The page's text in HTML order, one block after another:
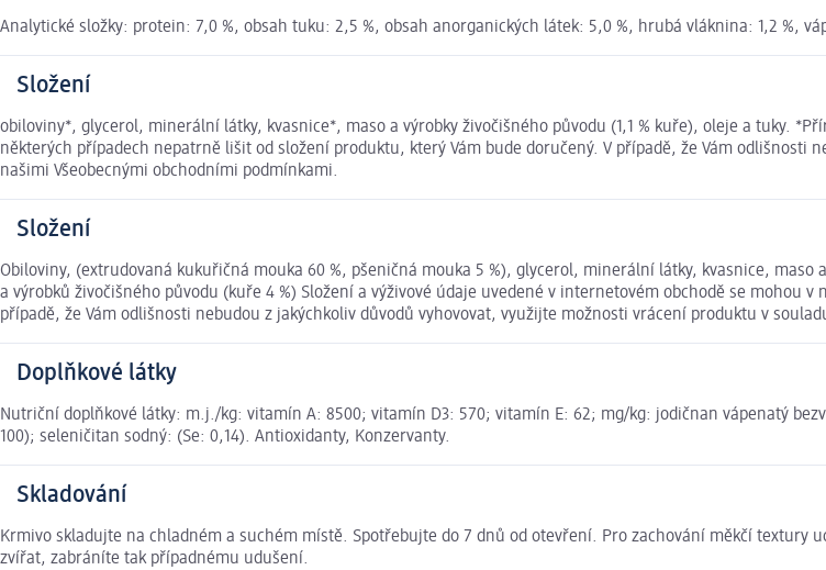
Analytické složky: protein: 7,0 %, obsah tuku: 2,5 %, obsah anorganických látek: 5,0 %, hrubá vláknina: 1,2 %,
Složení
obiloviny*, glycerol, minerální látky, kvasnice*, maso a výrobky živočišného původu (1,1 % kuře), oleje a tuky.
některých případech nepatrně lišit od složení produktu, který Vám bude doručený. V případě, že Vám
našimi Všeobecnými obchodními podmínkami.
Složení
Obiloviny, (extrudovaná kukuřičná mouka 60 %, pšeničná mouka 5 %), glycerol, minerální látky, kvasnice, maso
a výrobků živočišného původu (kuře 4 %) Složení a výživové údaje uvedené v internetovém obchodě se mohou
případě, že Vám odlišnosti nebudou z jakýchkoliv důvodů vyhovovat, využijte možnosti vrácení produktu v
Doplňkové látky
Nutriční doplňkové látky: m.j./kg: vitamín A: 8500; vitamín D3: 570; vitamín E: 62; mg/kg: jodičnan vápenatý
100); seleničitan sodný: (Se: 0,14). Antioxidanty, Konzervanty.
Skladování
Krmivo skladujte na chladném a suchém místě. Spotřebujte do 7 dnů od otevření. Pro zachování měkčí textury
zvířat, zabráníte tak případnému udušení.